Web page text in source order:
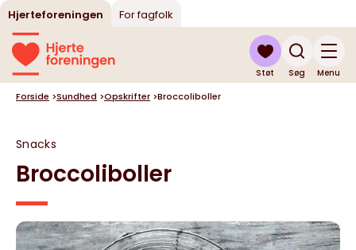
Hjerteforeningen For fagfolk
Søg
Støt Menu
Forside >Sundhed >Opskrifter >Broccoliboller
Snacks
Broccoliboller